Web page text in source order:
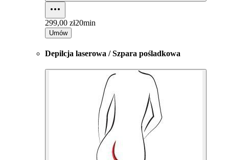
299,00 zł20min
Umów
Depilcja laserowa / Szpara pośladkowa